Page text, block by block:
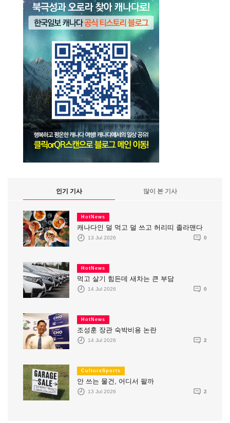
인기 기사 많이 본 기사
HotNews
캐나다인 덜 먹고 덜 쓰고 허리띠 졸라맨다
13 Jul 2026 0
HotNews
먹고 살기 힘든데 새차는 큰 부담
14 Jul 2026 0
HotNews
조성훈 장관 숙박비용 논란
14 Jul 2026 2
CultureSports
안 쓰는 물건, 어디서 팔까
13 Jul 2026 2